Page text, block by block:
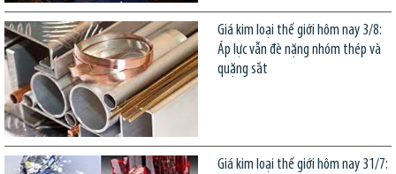
Giá kim loại thế giới hôm nay 3/8:
Áp lực vẫn đè nặng nhóm thép và
quặng sắt
Giá kim loại thế giới hôm nay 31/7: